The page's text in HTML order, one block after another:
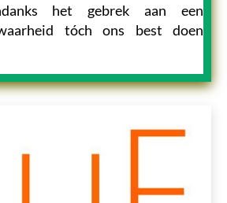
het gebrek aan een
tóch ons best doen